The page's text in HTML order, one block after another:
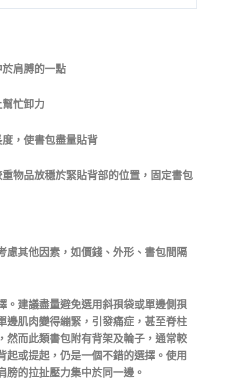
肩膊的一點
忙卸力
，使書包盡量貼背
物品放穩於緊貼背部的位置，固定書包
慮其他因素，如價錢、外形、書包間隔
。建議盡量避免選用斜孭袋或單邊側孭
邊肌肉變得繃緊，引發痛症，甚至脊柱
然而此類書包附有背架及輪子，通常較
或提起，仍是一個不錯的選擇。使用
膀的拉扯壓力集中於同一邊。